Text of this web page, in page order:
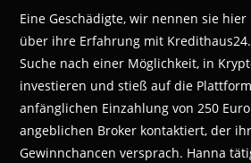
Eine Geschädigte, wir nennen sie
über ihre Erfahrung mit
Suche nach einer Möglichkeit, in
investieren und stieß auf die
anfänglichen Einzahlung von 250
angeblichen Broker kontaktiert, der
Gewinnchancen versprach. Hanna